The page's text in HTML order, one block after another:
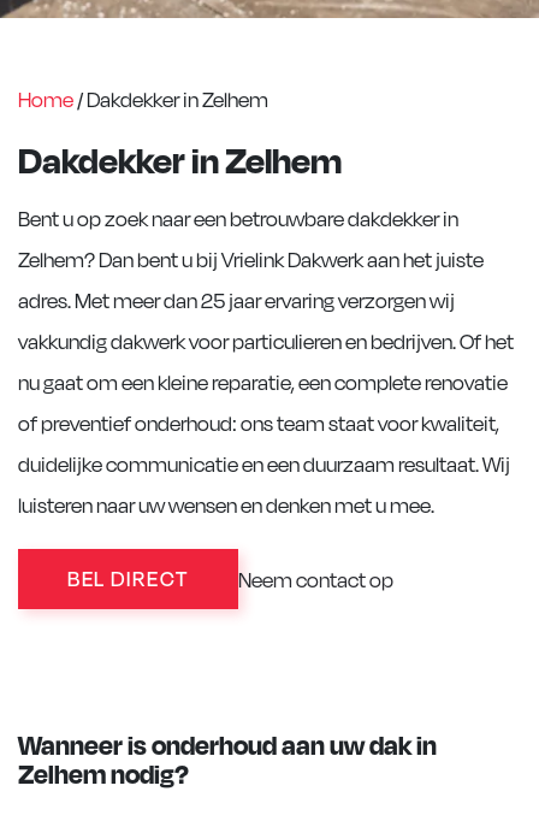
Home/Dakdekker in Zelhem
Dakdekker in Zelhem
Bent u op zoek naar een betrouwbare dakdekker in
Zelhem? Dan bent u bij Vrielink Dakwerk aan het juiste
adres. Met meer dan 25 jaar ervaring verzorgen wij
vakkundig dakwerk voor particulieren en bedrijven. Of het
nu gaat om een kleine reparatie, een complete renovatie
of preventief onderhoud: ons team staat voor kwaliteit,
duidelijke communicatie en een duurzaam resultaat. Wij
luisteren naar uw wensen en denken met u mee.
BEL DIRECT Neem contact op
Wanneer is onderhoud aan uw dak in
Zelhem nodig?